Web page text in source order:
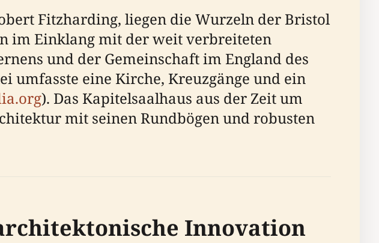
Fitzharding, liegen die Wurzeln der Bristol
im Einklang mit der weit verbreiteten
und der Gemeinschaft im England des
umfasste eine Kirche, Kreuzgänge und ein
). Das Kapitelsaalhaus aus der Zeit um
mit seinen Rundbögen und robusten
Innovation